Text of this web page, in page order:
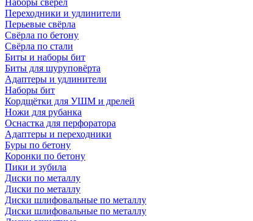
Наборы свёрел
Переходники и удлинители
Перьевые свёрла
Свёрла по бетону
Свёрла по стали
Биты и наборы бит
Биты для шуруповёрта
Адаптеры и удлинители
Наборы бит
Кордщётки для УШМ и дрелей
Ножи для рубанка
Оснастка для перфоратора
Адаптеры и переходники
Буры по бетону
Коронки по бетону
Пики и зубила
Диски по металлу
Диски по металлу
Диски шлифовальные по металлу
Диски шлифовальные по металлу